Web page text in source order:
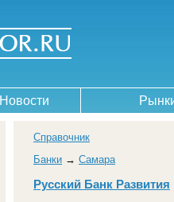
Новости
Справочник
Банки → Самара
Русский Банк Развития